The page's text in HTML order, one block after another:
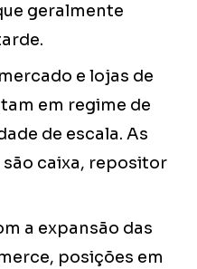
geralmente
e lojas de
em regime de
de escala. As
caixa, repositor
a expansão das
posições em